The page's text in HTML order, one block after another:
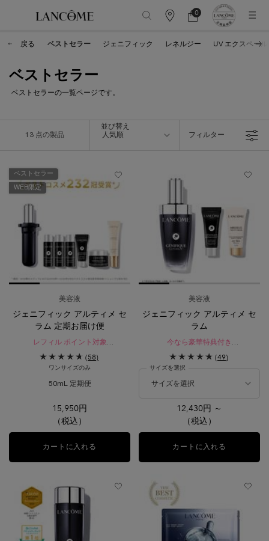
カ
タ
カ
ー
ト
0
0 カート内の製品
戻る
ベストセラー ジェニフィック レネルジー UV エクスペール
ベストセラー
ベストセラーの一覧ページです。
13 点の製品
並び替え
人気順
並び替え
フィルター
フィルターメニュー
ベストセラー
WEB限定
美容液
ジェニフィック アルティメ セ
ラム 定期お届け便
レフィル ポイント対象
ス
(58)
ワンサイズのみ
50mL 定期便
15,950円
（税込）
カートに入れる ジェニフィック アルティメ セラム 定期お届け便
美容液
ジェニフィック アルティメ セ
ラム
今なら豪華特典付き​
瞬間*¹。絶え間ないダメージ*²を立て
ハリを感じる肌へ。
(49)
サイズを選択
12,430円 ～
（税込）
カートに入れる